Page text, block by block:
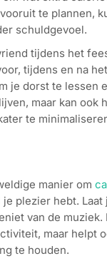
te plannen,
schuldgevoel.
tijdens het
tijdens en na
je dorst te lessen
maar kan ook
te
manier om
plezier hebt. Laat
van de muziek.
maar helpt
te houden.